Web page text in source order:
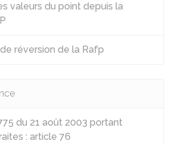
valeurs du point depuis la
réversion de la Rafp
du 21 août 2003 portant
: article 76